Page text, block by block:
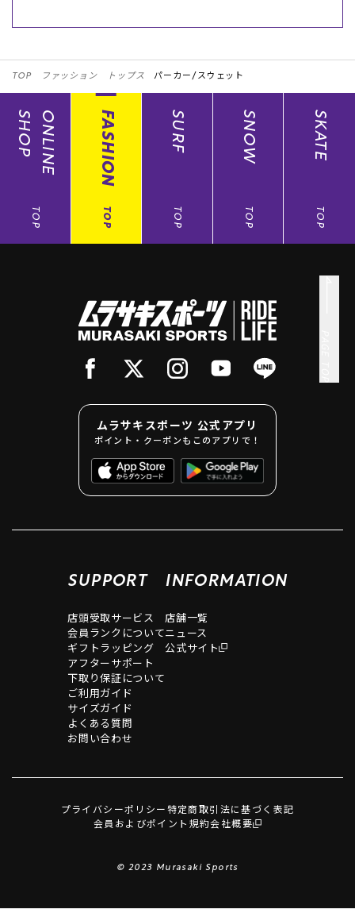
TOP ファッション トップス パーカー/スウェット
ONLINE
SHOP
TOP
FASHION
TOP
SURF
TOP
SNOW
TOP
SKATE
TOP
ムラサキスポーツ 公式アプリ
ポイント・クーポンもこのアプリで！
SUPPORT
店頭受取サービス
会員ランクについて
ギフトラッピング
アフターサポート
下取り保証について
ご利用ガイド
サイズガイド
よくある質問
お問い合わせ
INFORMATION
店舗一覧
ニュース
公式サイト
プライバシーポリシー特定商取引法に基づく表記
会員およびポイント規約会社概要
© 2023 Murasaki Sports